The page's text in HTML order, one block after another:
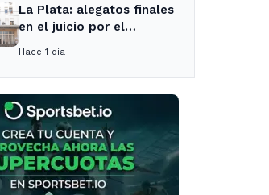
entrenador
La Plata: alegatos finales
en el juicio por el
Hace 1 día